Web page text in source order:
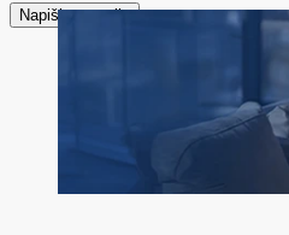
Napiši recenziju